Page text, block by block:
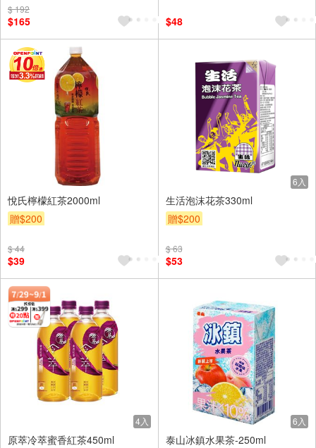
$ 192
$165 $48
悅氏檸檬紅茶2000ml
贈$200
$ 44
$39
6入
生活泡沫花茶330ml
贈$200
$ 63
$53
4入
原萃冷萃蜜香紅茶450ml
6入
泰山冰鎮水果茶-250ml